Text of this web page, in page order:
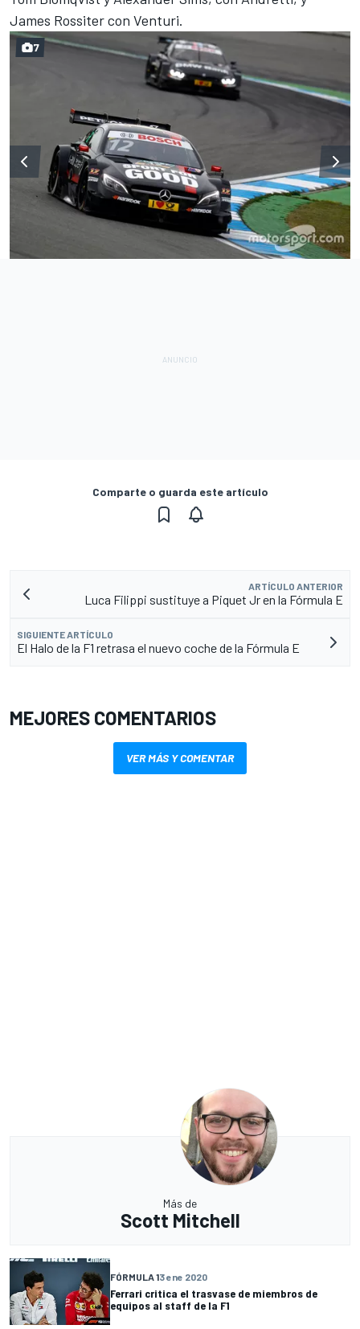
James Rossiter con Venturi.
7
Comparte o guarda este artículo
ARTÍCULO ANTERIOR
Luca Filippi sustituye a Piquet Jr en la Fórmula E
SIGUIENTE ARTÍCULO
El Halo de la F1 retrasa el nuevo coche de la Fórmula E
MEJORES COMENTARIOS
VER MÁS Y COMENTAR
Más de
Scott Mitchell
FÓRMULA 13 ene 2020
Ferrari critica el trasvase de miembros de
equipos al staff de la F1